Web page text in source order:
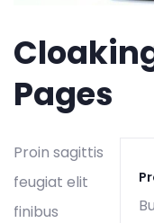
Pages
Proin sagittis
feugiat elit
finibus